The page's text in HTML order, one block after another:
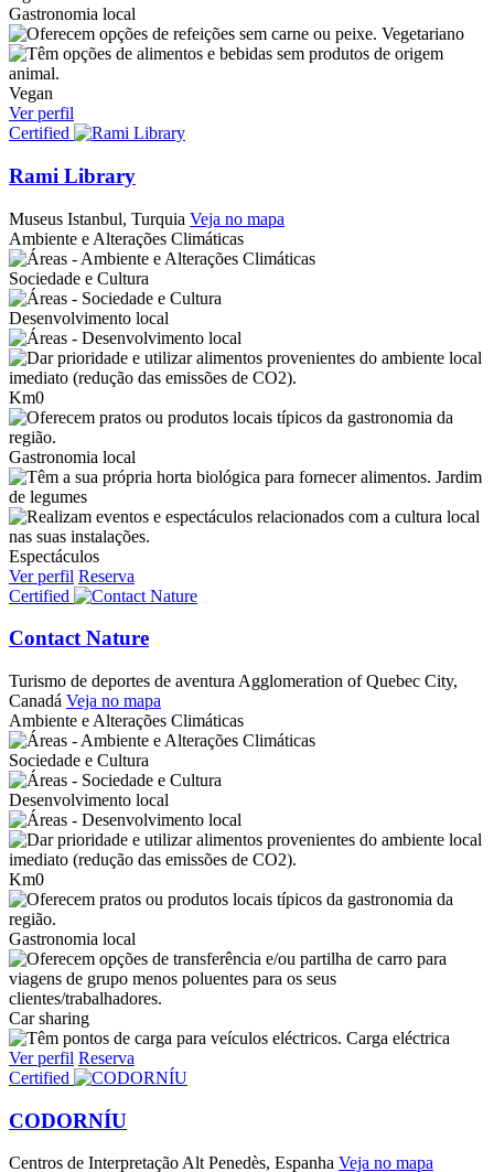
Gastronomia local
Vegetariano
Vegan
Ver perfil
Certified
Rami Library
Museus Istanbul, Turquia Veja no mapa
Ambiente e Alterações Climáticas
Sociedade e Cultura
Desenvolvimento local
Km0
Gastronomia local
Jardim
de legumes
Espectáculos
Ver perfil Reserva
Certified
Contact Nature
Turismo de deportes de aventura Agglomeration of Quebec City,
Canadá Veja no mapa
Ambiente e Alterações Climáticas
Sociedade e Cultura
Desenvolvimento local
Km0
Gastronomia local
Car sharing
Carga eléctrica
Ver perfil Reserva
Certified
CODORNÍU
Centros de InterpretaçãoAlt Penedès, Espanha Veja no mapa